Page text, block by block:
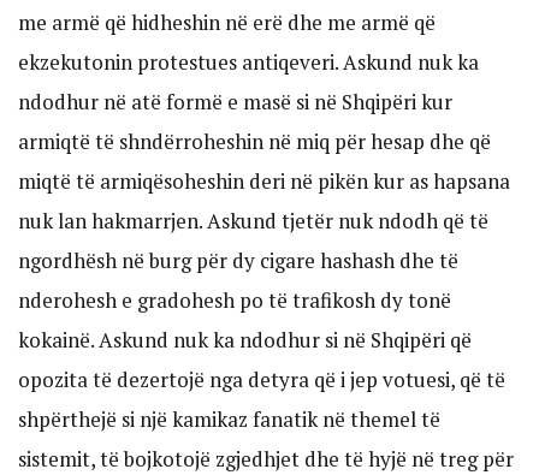
me armë që hidheshin në erë dhe me armë që
ekzekutonin protestues antiqeveri. Askund nuk ka
ndodhur në atë formë e masë si në Shqipëri kur
armiqtë të shndërroheshin në miq për hesap dhe që
miqtë të armiqësoheshin deri në pikën kur as hapsana
nuk lan hakmarrjen. Askund tjetër nuk ndodh që të
ngordhësh në burg për dy cigare hashash dhe të
nderohesh e gradohesh po të trafikosh dy tonë
kokainë. Askund nuk ka ndodhur si në Shqipëri që
opozita të dezertojë nga detyra që i jep votuesi, që të
shpërthejë si një kamikaz fanatik në themel të
sistemit, të bojkotojë zgjedhjet dhe të hyjë në treg për